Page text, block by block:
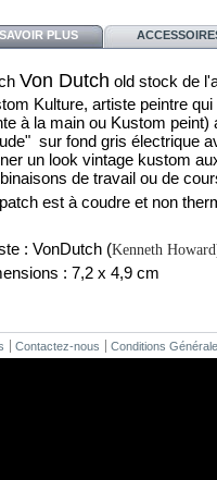
PLUS
Von Dutch old stock de
Kulture, artiste peintre
à la main ou Kustom
sur fond gris électrique
un look vintage kustom
de travail ou de
est à coudre et non
: VonDutch (Kenneth
: 7,2 x 4,9 cm
Contactez-nous Conditions